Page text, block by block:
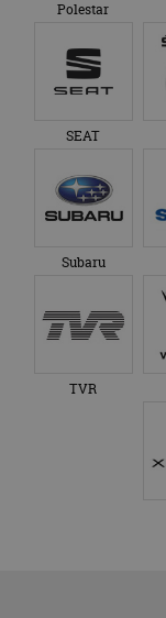
Polestar
SEAT
Subaru
TVR